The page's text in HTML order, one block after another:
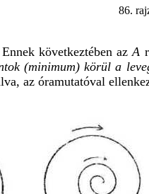
86.
következtében azA
(minimum) körül a
az óramutatóval